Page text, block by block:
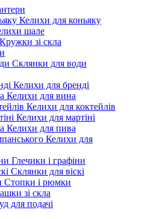
Келихи для коньяку
шале
Кружки зі скла
Склянки для води
Келихи для бренді
Келихи для вина
Келихи для коктейлів
Келихи для мартіні
Келихи для пива
Келихи для
Глечики і графіни
Склянки для віскі
Стопки і рюмки
зі скла
для подачі